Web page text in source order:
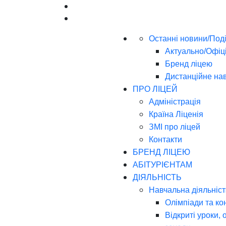
Останні новини/
Актуально/
Бренд ліцею
Дистанційне
ПРО ЛІЦЕЙ
Адміністрація
Країна Ліценія
ЗМІ про ліцей
Контакти
БРЕНД ЛІЦЕЮ
АБІТУРІЄНТАМ
ДІЯЛЬНІСТЬ
Навчальна
Олімпіади та
Відкриті уроки,